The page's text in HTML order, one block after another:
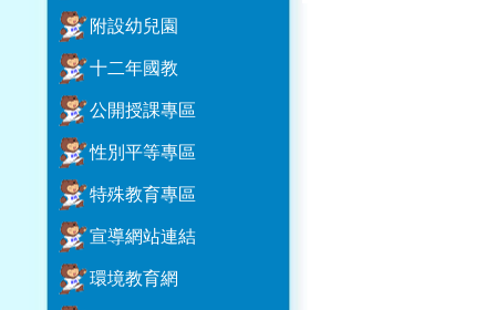
附設幼兒園
十二年國教
公開授課專區
性別平等專區
特殊教育專區
宣導網站連結
環境教育網